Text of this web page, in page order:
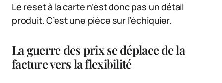
Le reset à la carte n’est donc pas un détail
produit. C’est une pièce sur l’échiquier.
La guerre des prix se déplace de la
facture vers la flexibilité